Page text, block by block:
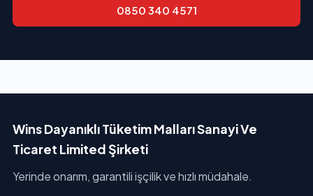
0850 340 4571
Wins Dayanıklı Tüketim Malları Sanayi Ve
Ticaret Limited Şirketi
Yerinde onarım, garantili işçilik ve hızlı müdahale.